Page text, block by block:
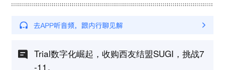
Trial数字化崛起，收购西友结盟SUGI，挑战7
-11。